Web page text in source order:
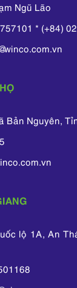
Ngũ Lão
* (+84)
Bản Nguyên,
lộ 1A, An